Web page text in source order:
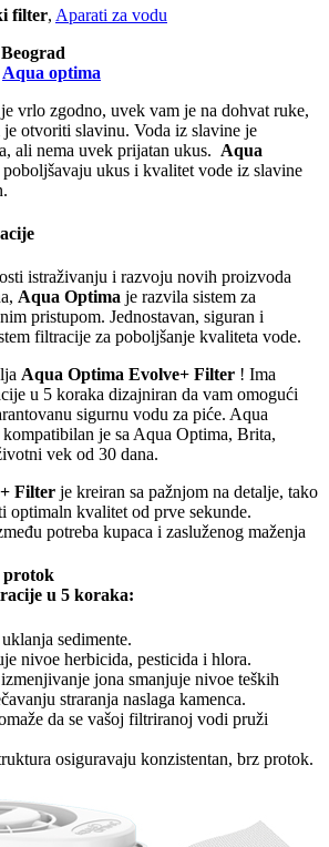
filter, Aparati za vodu
Aqua optima
vrlo zgodno, uvek vam je na dohvat ruke,
je otvoriti slavinu. Voda iz slavine je
ali nema uvek prijatan ukus. Aqua
ukus i kvalitet vode iz slavine
istraživanju i razvoju novih proizvoda
Aqua Optima je razvila sistem za
pristupom. Jednostavan, siguran i
filtracije za poboljšanje kvaliteta vode.
Aqua Optima Evolve+ Filter ! Ima
u 5 koraka dizajniran da vam omogući
sigurnu vodu za piće. Aqua
je sa Aqua Optima, Brita,
vek od 30 dana.
Filter je kreiran sa pažnjom na detalje, tako
optimaln kvalitet od prve sekunde.
potreba kupaca i zasluženog maženja
protok
u 5 koraka:
sedimente.
nivoe herbicida, pesticida i hlora.
jona smanjuje nivoe teških
straranja naslaga kamenca.
da se vašoj filtriranoj vodi pruži
osiguravaju konzistentan, brz protok.